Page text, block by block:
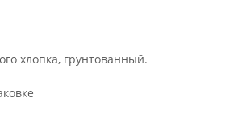
хлопка, грунтованный.